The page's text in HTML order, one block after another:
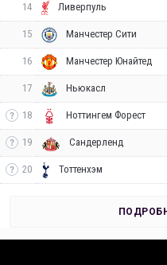
14 Ливерпуль
15 Манчестер Сити
16 Манчестер Юнайтед
17 Ньюкасл
18 Ноттингем Форест
19 Сандерленд
20 Тоттенхэм